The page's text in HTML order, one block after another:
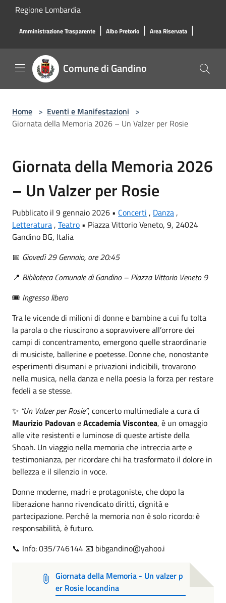
Salta al contenuto principale
Regione Lombardia
Amministrazione Trasparente | Albo Pretorio | Area Riservata |
Comune di Gandino
Home > Eventi e Manifestazioni >
Giornata della Memoria 2026 – Un Valzer per Rosie
Giornata della Memoria 2026
– Un Valzer per Rosie
Pubblicato il 9 gennaio 2026 • Concerti , Danza,
Letteratura, Teatro • Piazza Vittorio Veneto, 9, 24024
Gandino BG, Italia
📅 Giovedì 29 Gennaio, ore 20:45
📍 Biblioteca Comunale di Gandino – Piazza Vittorio Veneto 9
🎟️ Ingresso libero
Tra le vicende di milioni di donne e bambine a cui fu tolta
la parola o che riuscirono a sopravvivere all’orrore dei
campi di concentramento, emergono quelle straordinarie
di musiciste, ballerine e poetesse. Donne che, nonostante
esperimenti disumani e privazioni indicibili, trovarono
nella musica, nella danza e nella poesia la forza per restare
fedeli a se stesse.
✨ “Un Valzer per Rosie”, concerto multimediale a cura di
Maurizio Padovan eAccademia Viscontea, è un omaggio
alle vite resistenti e luminose di queste artiste della
Shoah. Un viaggio nella memoria che intreccia arte e
testimonianza, per ricordare chi ha trasformato il dolore in
bellezza e il silenzio in voce.
Donne moderne, madri e protagoniste, che dopo la
liberazione hanno rivendicato diritti, dignità e
partecipazione. Perché la memoria non è solo ricordo: è
responsabilità, è futuro.
📞 Info: 035/746144 📧 bibgandino@yahoo.i
Giornata della Memoria - Un valzer p
er Rosie locandina